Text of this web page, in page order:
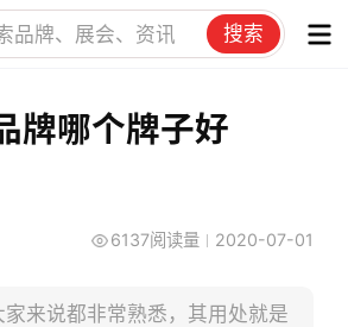
搜索
牌哪个牌子好
6137阅读量 2020-07-01
来说都非常熟悉，其用处就是